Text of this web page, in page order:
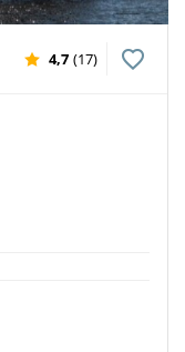
4,7 (17)